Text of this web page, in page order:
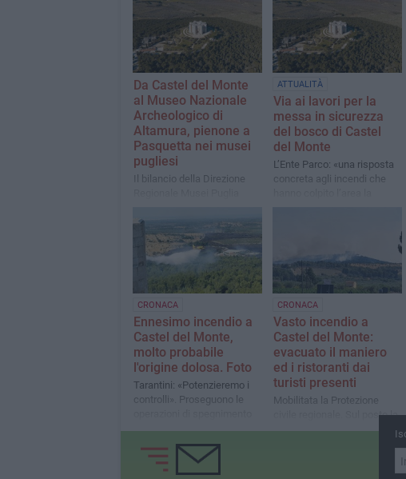
Da Castel del Monte
al Museo Nazionale
Archeologico di
Altamura, pienone a
Pasquetta nei musei
pugliesi
Il bilancio della Direzione
ATTUALITÀ
Via ai lavori per la
messa in sicurezza
del bosco di Castel
del Monte
L’Ente Parco: «una risposta
concreta agli incendi che
CRONACA
Ennesimo incendio a
Castel del Monte,
molto probabile
l'origine dolosa. Foto
Tarantini: «Potenzieremo i
controlli». Proseguono le
delle fiamme
CRONACA
Vasto incendio a
Castel del Monte:
evacuato il maniero
ed i ristoranti dai
turisti presenti
Mobilitata la Protezione
civile regionale. Sul posto la
Sindaca Giovanna Bruno ed